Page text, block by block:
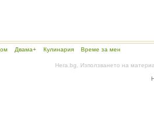
Двама+ Кулинария Време за мен
Hera.bg. Използването на